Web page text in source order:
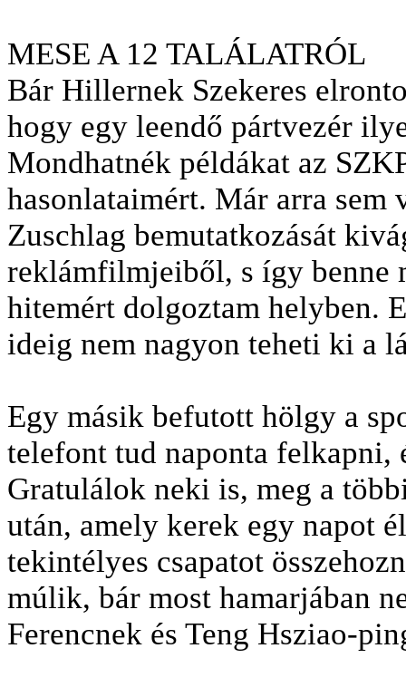
MESE A 12 TALÁLATRÓL
Bár Hillernek Szekeres
hogy egy leendő pártvezér
Mondhatnék példákat az
hasonlataimért. Már arra
Zuschlag bemutatkozását
reklámfilmjeiből, s így benne
hitemért dolgoztam helyben.
ideig nem nagyon teheti ki a
Egy másik befutott hölgy a
telefont tud naponta felkapni,
Gratulálok neki is, meg a
után, amely kerek egy napot
tekintélyes csapatot
múlik, bár most hamarjában
Ferencnek és Teng Hsziao-